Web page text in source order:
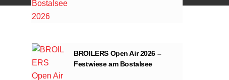
BROILERS Open Air 2026 –
Festwiese am Bostalsee